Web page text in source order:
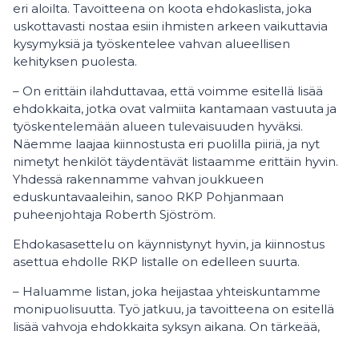
eri aloilta. Tavoitteena on koota ehdokaslista, joka
uskottavasti nostaa esiin ihmisten arkeen vaikuttavia
kysymyksiä ja työskentelee vahvan alueellisen
kehityksen puolesta.
– On erittäin ilahduttavaa, että voimme esitellä lisää
ehdokkaita, jotka ovat valmiita kantamaan vastuuta ja
työskentelemään alueen tulevaisuuden hyväksi.
Näemme laajaa kiinnostusta eri puolilla piiriä, ja nyt
nimetyt henkilöt täydentävät listaamme erittäin hyvin.
Yhdessä rakennamme vahvan joukkueen
eduskuntavaaleihin, sanoo RKP Pohjanmaan
puheenjohtaja Roberth Sjöström.
Ehdokasasettelu on käynnistynyt hyvin, ja kiinnostus
asettua ehdolle RKP listalle on edelleen suurta.
– Haluamme listan, joka heijastaa yhteiskuntamme
monipuolisuutta. Työ jatkuu, ja tavoitteena on esitellä
lisää vahvoja ehdokkaita syksyn aikana. On tärkeää,